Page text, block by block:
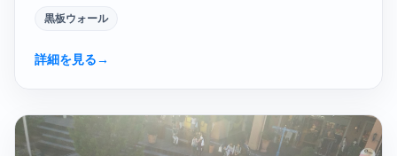
黒板ウォール
詳細を見る→